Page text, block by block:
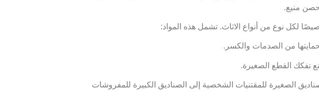
حصن منيع.
لكل نوع من أنواع الاثاث. تشمل هذه المواد:
من الصدمات والكسر.
تفكك القطع الصغيرة.
الصغيرة للمقتنيات الشخصية إلى الصناديق الكبيرة للمفروشات